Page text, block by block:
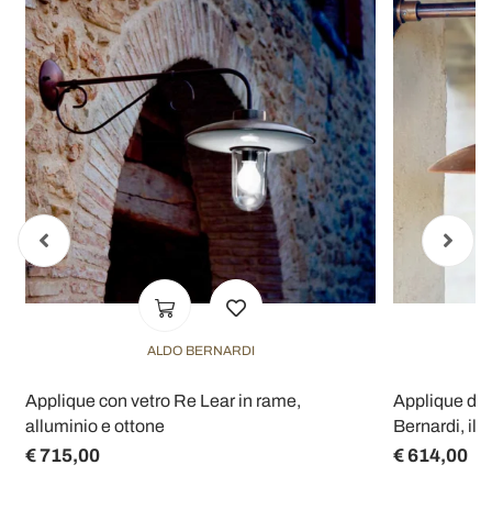
ALDO BERNARDI
Applique con vetro Re Lear in rame,
alluminio e ottone
€ 715,00
Applique da
Bernardi,
€ 614,00